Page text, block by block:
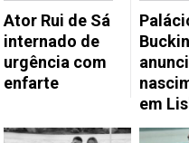
Ator Rui de Sá
internado de
urgência com
enfarte
em